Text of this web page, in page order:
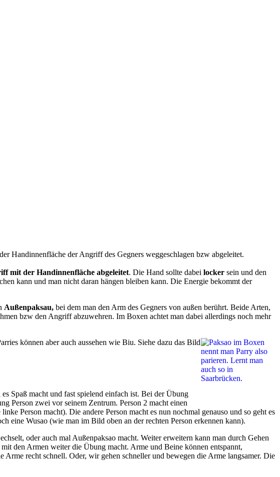
Handinnenfläche der Angriff des Gegners weggeschlagen bzw abgeleitet.
mit der Handinnenfläche abgeleitet. Die Hand sollte dabei locker sein und den
kann und man nicht daran hängen bleiben kann. Die Energie bekommt der
Außenpaksau, bei dem man den Arm des Gegners von außen berührt. Beide Arten,
bzw den Angriff abzuwehren. Im Boxen achtet man dabei allerdings noch mehr
können aber auch aussehen wie Biu. Siehe dazu das Bild
Spaß macht und fast spielend einfach ist. Bei der Übung
Person zwei vor seinem Zentrum. Person 2 macht einen
Person macht). Die andere Person macht es nun nochmal genauso und so geht es
eine Wusao (wie man im Bild oben an der rechten Person erkennen kann).
oder auch mal Außenpaksao macht. Weiter erweitern kann man durch Gehen
den Armen weiter die Übung macht. Arme und Beine können entspannt,
recht schnell. Oder, wir gehen schneller und bewegen die Arme langsamer. Die